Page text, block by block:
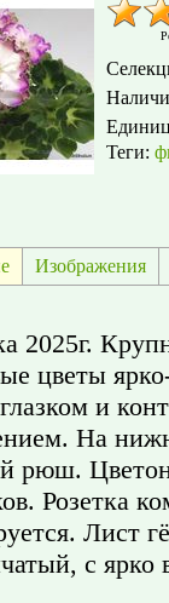
Теги:
Изображения
2025г.
цветы
и
На
рюш.
Розетка
Лист
с